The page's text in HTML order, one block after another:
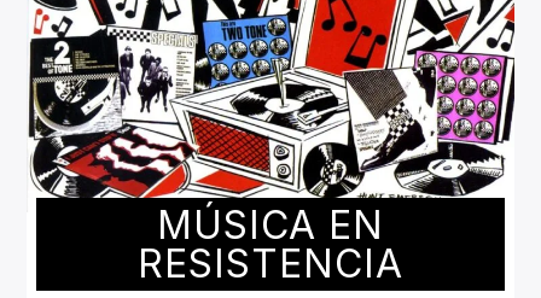
MÚSICA EN
RESISTENCIA